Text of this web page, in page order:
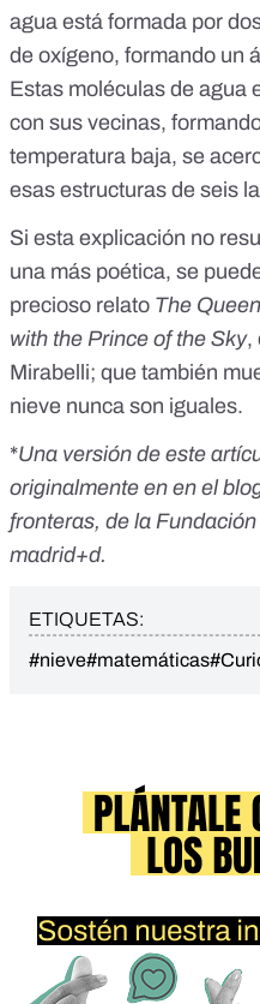
agua está formada por
de oxígeno, formando un
Estas moléculas de agua
con sus vecinas,
temperatura baja, se
esas estructuras de seis
Si esta explicación no
una más poética, se
precioso relato The
with the Prince of the Sky,
Mirabelli; que también
nieve nunca son iguales.
*Una versión de este
originalmente en en el
fronteras, de la
madrid+d.
ETIQUETAS:
#nieve#matemáticas